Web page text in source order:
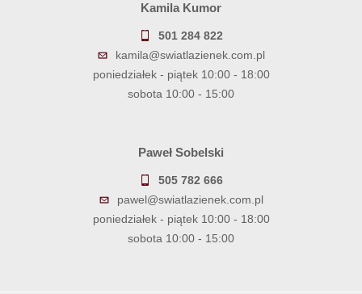
Kamila Kumor
501 284 822
kamila@swiatlazienek.com.pl
poniedziałek - piątek 10:00 - 18:00
sobota 10:00 - 15:00
Paweł Sobelski
505 782 666
pawel@swiatlazienek.com.pl
poniedziałek - piątek 10:00 - 18:00
sobota 10:00 - 15:00